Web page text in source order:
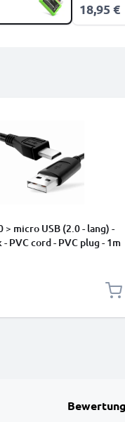
18,95 €
> micro USB (2.0 - lang) -
- PVC cord - PVC plug - 1m